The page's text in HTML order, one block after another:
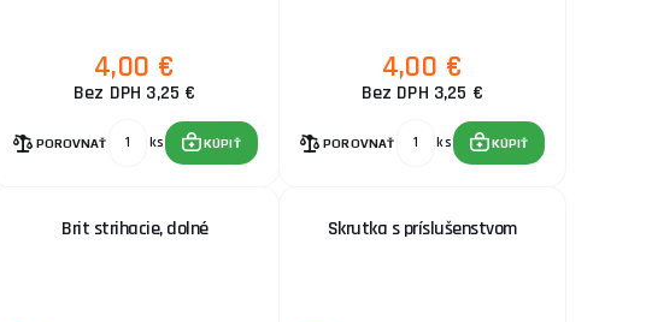
4,00 €
Bez DPH 3,25 €
POROVNAŤ ks KÚPIŤ
4,00 €
Bez DPH 3,25 €
POROVNAŤ ks KÚPIŤ
Brit strihacie, dolné Skrutka s príslušenstvom